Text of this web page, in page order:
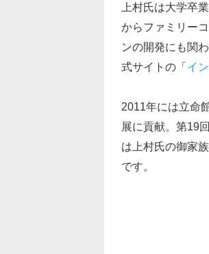
上村氏は大学卒
からファミリー
ンの開発にも関
式サイトの「イ
2011年には立命
展に貢献。第19
は上村氏の御家
です。